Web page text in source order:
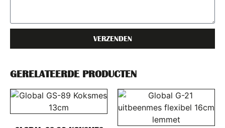
GERELATEERDE PRODUCTEN
VERZENDEN